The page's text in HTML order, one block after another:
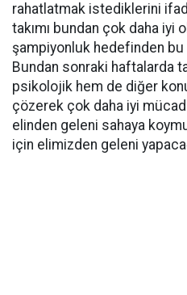
rahatlatmak istediklerini
takımı bundan çok daha iyi
şampiyonluk hedefinden bu
Bundan sonraki haftalarda
psikolojik hem de diğer
çözerek çok daha iyi
elinden geleni sahaya
için elimizden geleni